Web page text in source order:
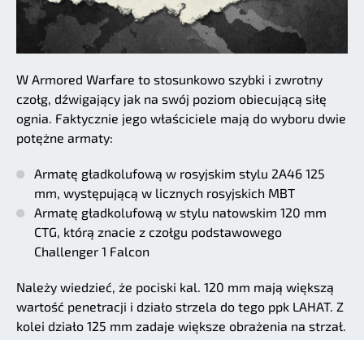
W Armored Warfare to stosunkowo szybki i zwrotny
czołg, dźwigający jak na swój poziom obiecującą siłę
ognia. Faktycznie jego właściciele mają do wyboru dwie
potężne armaty:
Armatę gładkolufową w rosyjskim stylu 2A46 125
mm, występującą w licznych rosyjskich MBT
Armatę gładkolufową w stylu natowskim 120 mm
CTG, którą znacie z czołgu podstawowego
Challenger 1 Falcon
Należy wiedzieć, że pociski kal. 120 mm mają większą
wartość penetracji i działo strzela do tego ppk LAHAT. Z
kolei działo 125 mm zadaje większe obrażenia na strzał.